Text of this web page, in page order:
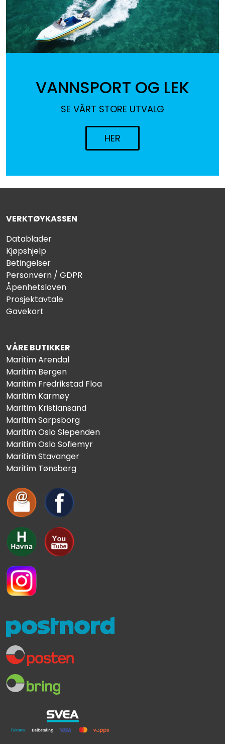
VANNSPORT OG LEK
SE VÅRT STORE UTVALG
HER
VERKTØYKASSEN
Datablader
Kjøpshjelp
Betingelser
Personvern / GDPR
Åpenhetsloven
Prosjektavtale
Gavekort
VÅRE BUTIKKER
Maritim Arendal
Maritim Bergen
Maritim Fredrikstad Floa
Maritim Karmøy
Maritim Kristiansand
Maritim Sarpsborg
Maritim Oslo Slependen
Maritim Oslo Sofiemyr
Maritim Stavanger
Maritim Tønsberg